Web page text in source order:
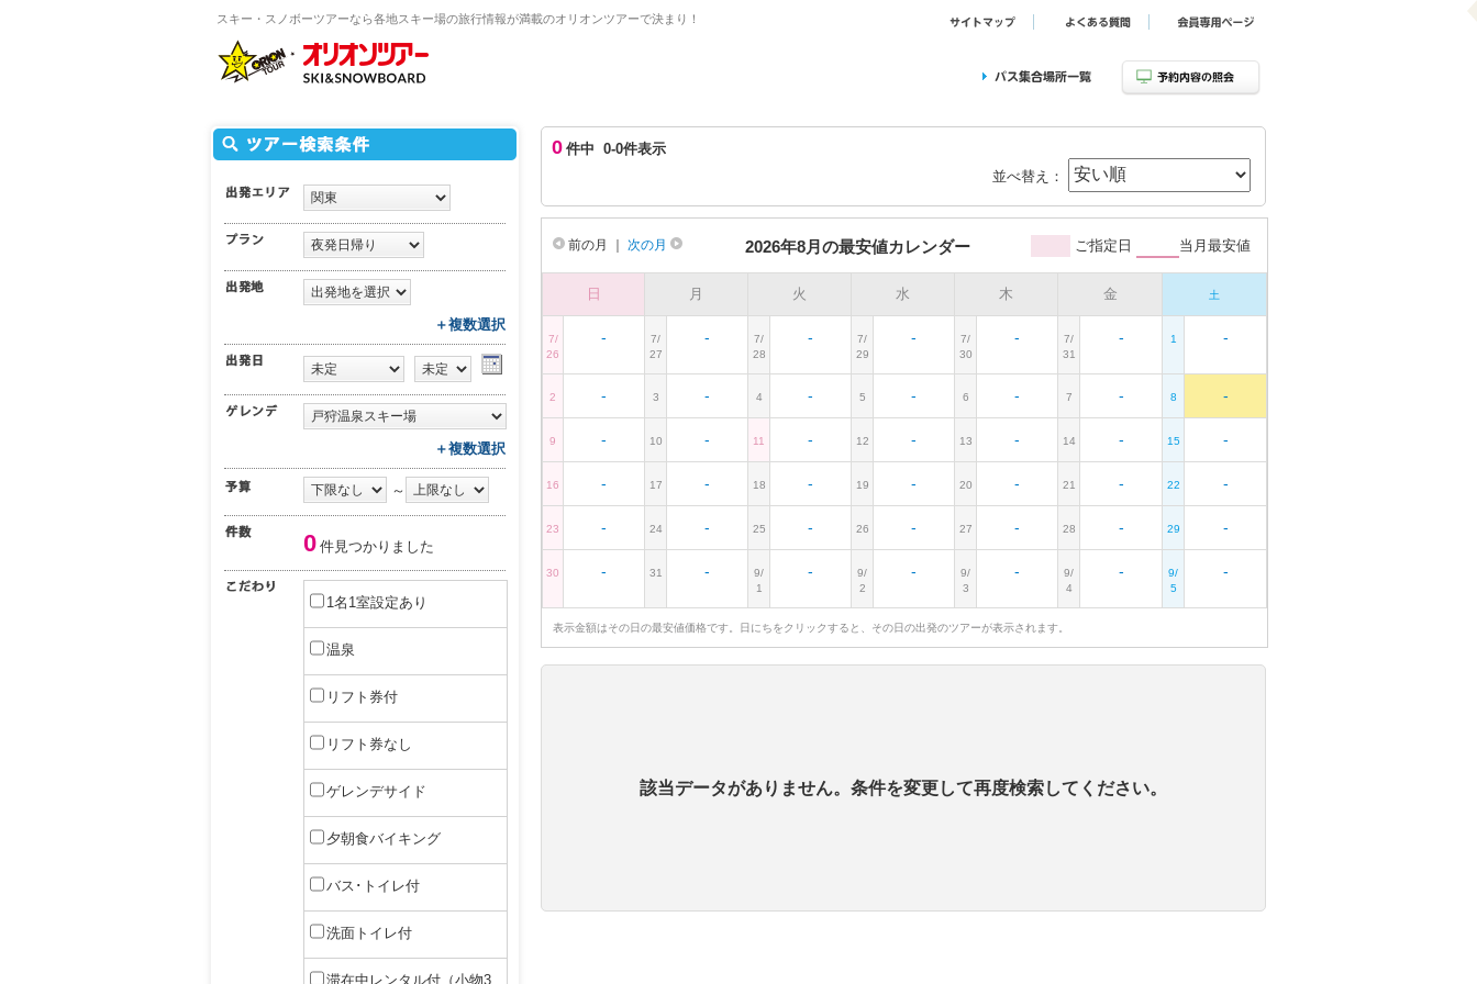
スキー・スノボーツアーなら各地スキー場の旅行情報が満載のオリオンツアーで決まり！
＋複数選択
＋複数選択
～
0 件見つかりました
1名1室設定あり
温泉
リフト券付
リフト券なし
ゲレンデサイド
夕朝食バイキング
バス･トイレ付
洗面トイレ付
滞在中レンタル付（小物3
0 件中 0-0件表示
並べ替え：
前の月 次の月 2026年8月の最安値カレンダー ご指定日 当月最安値
日 月 火 水 木 金 土
7/
26
-
7/
27
-
7/
28
-
7/
29
-
7/
30
-
7/
31
- 1 -
2 - 3 - 4 - 5 - 6 - 7 - 8 -
9 - 10 - 11 - 12 - 13 - 14 - 15 -
16 - 17 - 18 - 19 - 20 - 21 - 22 -
23 - 24 - 25 - 26 - 27 - 28 - 29 -
30 - 31 -
9/
1
-
9/
2
-
9/
3
-
9/
4
-
9/
5
-
表示金額はその日の最安値価格です。日にちをクリックすると、その日の出発のツアーが表示されます。
該当データがありません。条件を変更して再度検索してください。